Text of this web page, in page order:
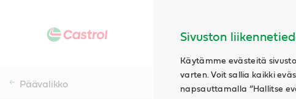
Sivuston
Käytämme evästeitä
varten. Voit sallia kaikki
napsauttamalla ”Hallitse
Päävalikko